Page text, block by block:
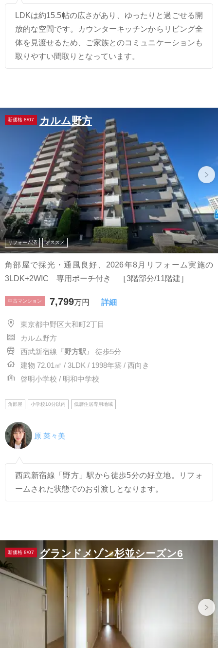
LDKは約15.5帖の広さがあり、ゆったりと過ごせる開
放的な空間です。カウンターキッチンからリビング全
体を見渡せるため、ご家族とのコミュニケーションも
取りやすい間取りとなっています。
新価格 8/07 カルム野方
リフォーム済 オススメ
角部屋で採光・通風良好、2026年8月リフォーム実施の
3LDK+2WIC 専用ポーチ付き ［3階部分/11階建］
中古マンション 7,799万円 詳細
東京都中野区大和町2丁目
カルム野方
西武新宿線『野方駅 』 徒歩5分
建物 72.01㎡ / 3LDK / 1998年築 / 西向き
啓明小学校 / 明和中学校
角部屋 小学校10分以内 低層住居専用地域
原 菜々美
西武新宿線「野方」駅から徒歩5分の好立地。リフォ
ームされた状態でのお引渡しとなります。
新価格 8/07 グランドメゾン杉並シーズン6